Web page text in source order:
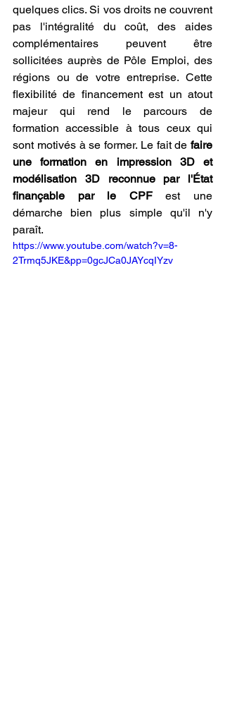
quelques clics. Si vos droits ne couvrent
pas l'intégralité du coût, des aides
complémentaires peuvent être
sollicitées auprès de Pôle Emploi, des
régions ou de votre entreprise. Cette
flexibilité de financement est un atout
majeur qui rend le parcours de
formation accessible à tous ceux qui
sont motivés à se former. Le fait de faire
une formation en impression 3D et
modélisation 3D reconnue par l'État
finançable par le CPF est une
démarche bien plus simple qu'il n'y
paraît.
https://www.youtube.com/watch?v=8-
2Trmq5JKE&pp=0gcJCa0JAYcqIYzv